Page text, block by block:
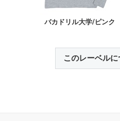
バカドリル大学/ピンク
このレーベル